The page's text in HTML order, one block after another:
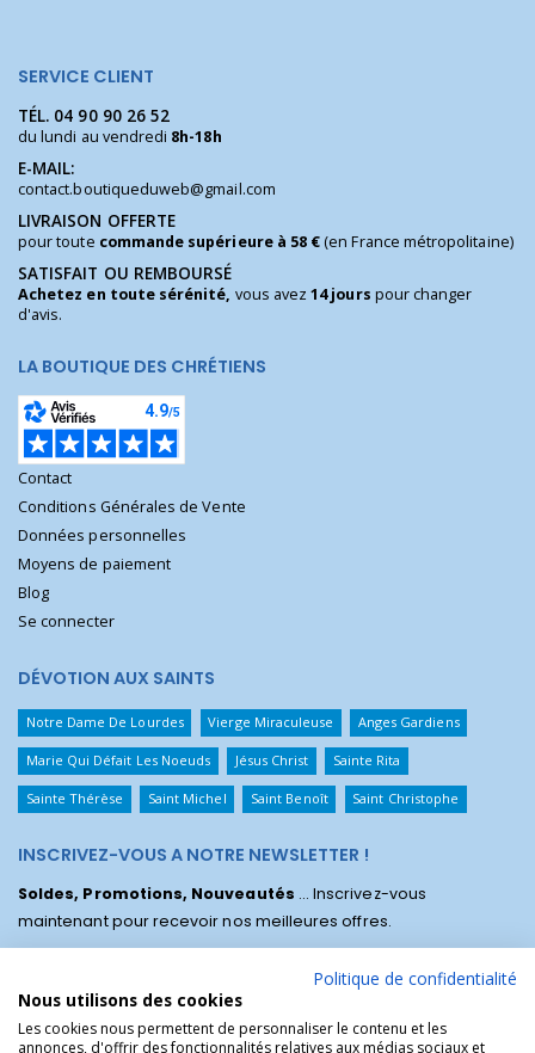
SERVICE CLIENT
TÉL. 04 90 90 26 52
du lundi au vendredi 8h-18h
E-MAIL:
contact.boutiqueduweb@gmail.com
LIVRAISON OFFERTE
pour toute commande supérieure à 58 €(en France métropolitaine)
SATISFAIT OU REMBOURSÉ
Achetez en toute sérénité, vous avez14 jours pour changer
d'avis.
LA BOUTIQUE DES CHRÉTIENS
Contact
Conditions Générales de Vente
Données personnelles
Moyens de paiement
Blog
Se connecter
DÉVOTION AUX SAINTS
Notre Dame De Lourdes Vierge Miraculeuse Anges Gardiens
Marie Qui Défait Les Noeuds Jésus Christ Sainte Rita
Sainte Thérèse Saint Michel Saint Benoît Saint Christophe
INSCRIVEZ-VOUS A NOTRE NEWSLETTER !
Soldes, Promotions, Nouveautés ... Inscrivez-vous
maintenant pour recevoir nos meilleures offres.
Politique de confidentialité
Nous utilisons des cookies
Les cookies nous permettent de personnaliser le contenu et les
annonces, d'offrir des fonctionnalités relatives aux médias sociaux et